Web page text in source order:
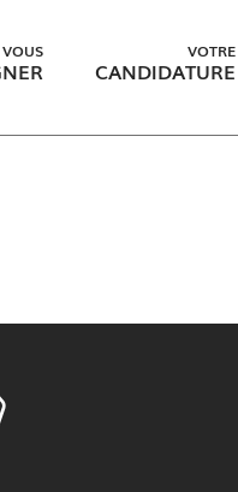
VOUS VOTRE
CANDIDATURE